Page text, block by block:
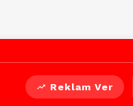
Reklam Ver